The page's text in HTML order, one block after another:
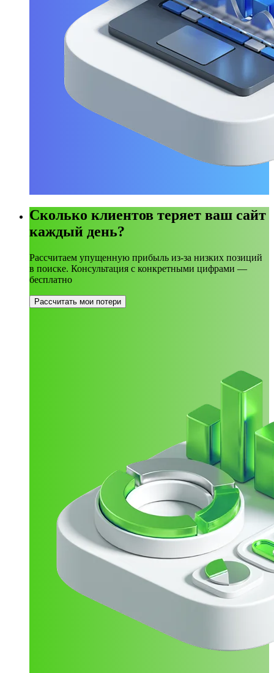
Сколько клиентов теряет ваш сайт
каждый день?
Рассчитаем упущенную прибыль из-за низких позиций
в поиске. Консультация с конкретными цифрами —
бесплатно
Рассчитать мои потери